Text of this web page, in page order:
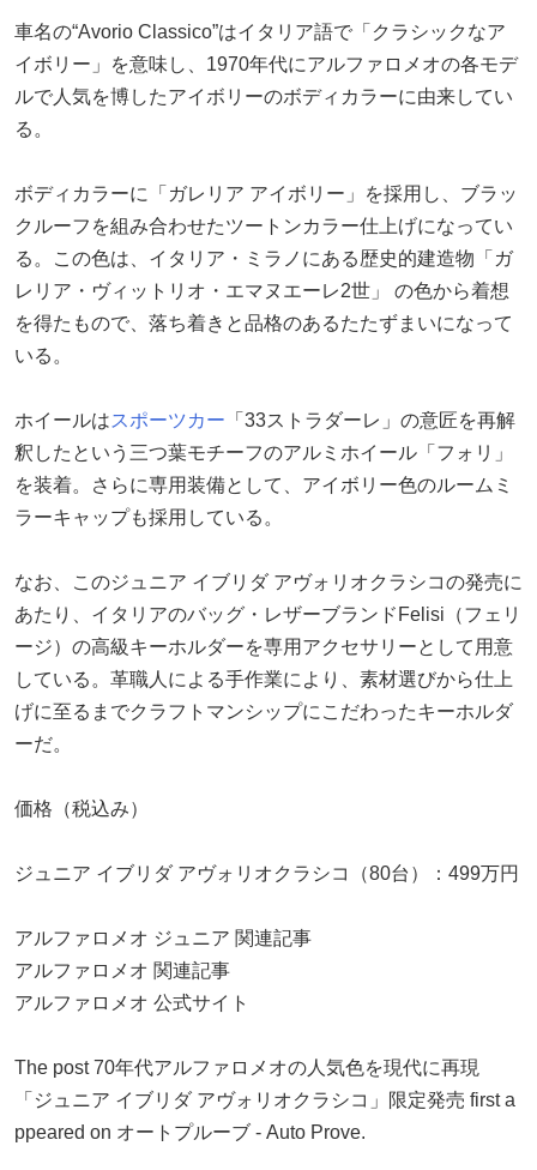
車名の“Avorio Classico”はイタリア語で「クラシックなア
イボリー」を意味し、1970年代にアルファロメオの各モデ
ルで人気を博したアイボリーのボディカラーに由来してい
る。
ボディカラーに「ガレリア アイボリー」を採用し、ブラッ
クルーフを組み合わせたツートンカラー仕上げになってい
る。この色は、イタリア・ミラノにある歴史的建造物「ガ
レリア・ヴィットリオ・エマヌエーレ2世」 の色から着想
を得たもので、落ち着きと品格のあるたたずまいになって
いる。
ホイールはスポーツカー 「33ストラダーレ」の意匠を再解
釈したという三つ葉モチーフのアルミホイール「フォリ」
を装着。さらに専用装備として、アイボリー色のルームミ
ラーキャップも採用している。
なお、このジュニア イブリダ アヴォリオクラシコの発売に
あたり、イタリアのバッグ・レザーブランドFelisi（フェリ
ージ）の高級キーホルダーを専用アクセサリーとして用意
している。革職人による手作業により、素材選びから仕上
げに至るまでクラフトマンシップにこだわったキーホルダ
ーだ。
価格（税込み）
ジュニア イブリダ アヴォリオクラシコ（80台）：499万円
アルファロメオ ジュニア 関連記事
アルファロメオ 関連記事
アルファロメオ 公式サイト
The post 70年代アルファロメオの人気色を現代に再現
「ジュニア イブリダ アヴォリオクラシコ」限定発売 first a
ppeared on オートプルーブ - Auto Prove.